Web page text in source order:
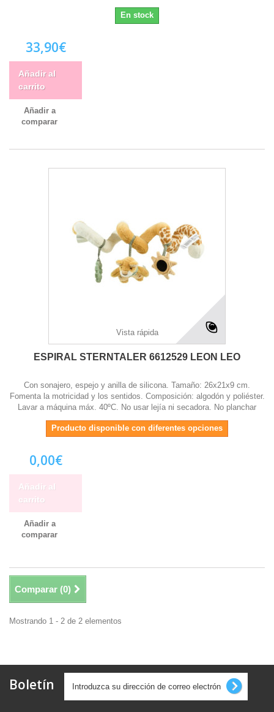
En stock
33,90€
Añadir al
carrito
Añadir a
comparar
Vista rápida
ESPIRAL STERNTALER 6612529 LEON LEO
Con sonajero, espejo y anilla de silicona. Tamaño: 26x21x9 cm.
Fomenta la motricidad y los sentidos. Composición: algodón y poliéster.
Lavar a máquina máx. 40ºC. No usar lejía ni secadora. No planchar
Producto disponible con diferentes opciones
0,00€
Añadir al
carrito
Añadir a
comparar
Comparar (0)
Mostrando 1 - 2 de 2 elementos
Boletín